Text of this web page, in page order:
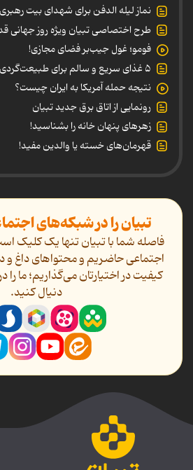
نماز لیله الدفن برای شهدای بیت رهبری
طرح اختصاصی تبیان ویژه روز جهانی
فومو؛ غول جیب‌بر فضای مجازی!
۵ غذای سریع و سالم برای طبیعت‌گردی
نتیجه حمله آمریکا به ایران چیست؟
رونمایی از اتاق برق جدید تبیان
زهرهای پنهان خانه را بشناسید!
قهرمان‌های خسته یا والدین مفید!
تبیان را در شبکه‌های
فاصله شما با تبیان تنها یک کلیک
اجتماعی حاضریم و محتواهای داغ و
کیفیت در اختیارتان می‌گذاریم؛ ما
دنیال کنید.